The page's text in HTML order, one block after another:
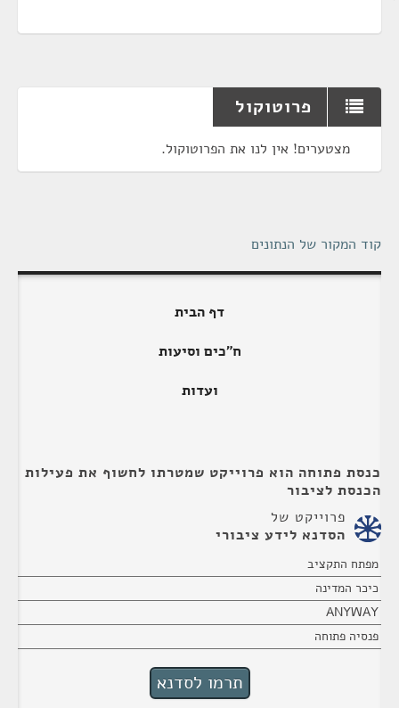
פרוטוקול
מצטערים! אין לנו את הפרוטוקול.
קוד המקור של הנתונים
דף הבית
ח"כים וסיעות
ועדות
כנסת פתוחה הוא פרוייקט שמטרתו לחשוף את פעילות
הכנסת לציבור
פרוייקט של
הסדנא לידע ציבורי
מפתח התקציב
כיכר המדינה
ANYWAY
פנסיה פתוחה